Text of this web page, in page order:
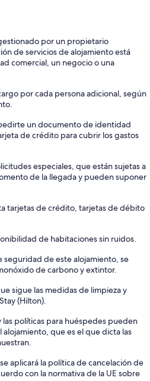
por un propietario
de servicios de alojamiento está
comercial, un negocio o una
por cada persona adicional, según
un documento de identidad
de crédito para cubrir los gastos
especiales, que están sujetas a
de la llegada y pueden suponer
tarjetas de crédito, tarjetas de débito
de habitaciones sin ruidos.
seguridad de este alojamiento, se
de carbono y extintor.
sigue las medidas de limpieza y
(Hilton).
las políticas para huéspedes pueden
alojamiento, que es el que dicta las
aplicará la política de cancelación de
con la normativa de la UE sobre